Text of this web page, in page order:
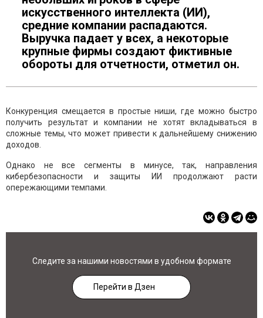
искусственного интеллекта (ИИ),
средние компании распадаются.
Выручка падает у всех, а некоторые
крупные фирмы создают фиктивные
обороты для отчетности, отметил он.
Конкуренция смещается в простые ниши, где можно быстро
получить результат и компании не хотят вкладываться в
сложные темы, что может привести к дальнейшему снижению
доходов.
Однако не все сегменты в минусе, так, направления
кибербезопасности и защиты ИИ продолжают расти
опережающими темпами.
Следите за нашими новостями в удобном формате
Перейти в Дзен